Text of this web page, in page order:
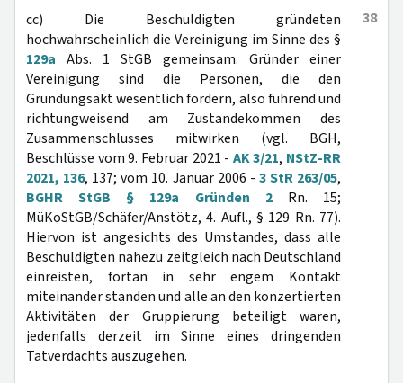
38
cc) Die Beschuldigten gründeten
hochwahrscheinlich die Vereinigung im Sinne des §
129a Abs. 1 StGB gemeinsam. Gründer einer
Vereinigung sind die Personen, die den
Gründungsakt wesentlich fördern, also führend und
richtungweisend am Zustandekommen des
Zusammenschlusses mitwirken (vgl. BGH,
Beschlüsse vom 9. Februar 2021 - AK 3/21, NStZ-RR
2021, 136, 137; vom 10. Januar 2006 - 3 StR 263/05,
BGHR StGB § 129a Gründen 2Rn. 15;
MüKoStGB/Schäfer/Anstötz, 4. Aufl., § 129 Rn. 77).
Hiervon ist angesichts des Umstandes, dass alle
Beschuldigten nahezu zeitgleich nach Deutschland
einreisten, fortan in sehr engem Kontakt
miteinander standen und alle an den konzertierten
Aktivitäten der Gruppierung beteiligt waren,
jedenfalls derzeit im Sinne eines dringenden
Tatverdachts auszugehen.